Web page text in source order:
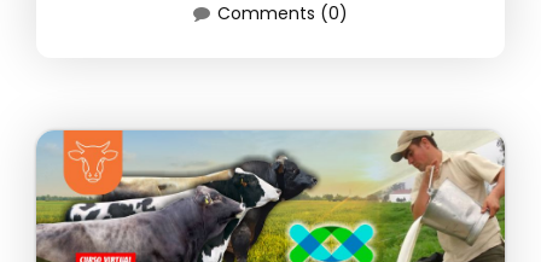
Comments (0)